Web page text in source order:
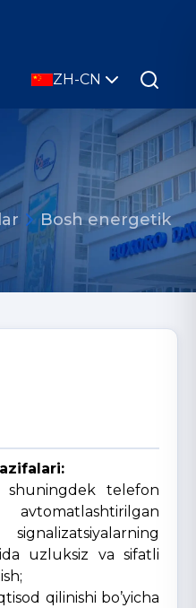
ZH-CN
Bosh energetik
shuningdek telefon
uzluksiz va sifatli
qilinishi bo’yicha